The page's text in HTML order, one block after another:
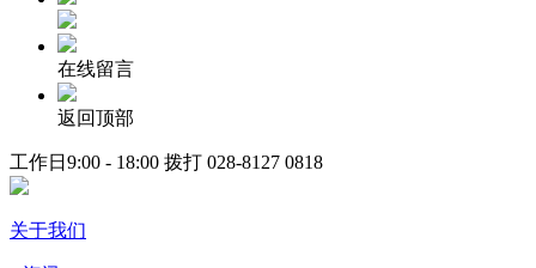
在线留言
返回顶部
工作日9:00 - 18:00 拨打 028-8127 0818
关于我们